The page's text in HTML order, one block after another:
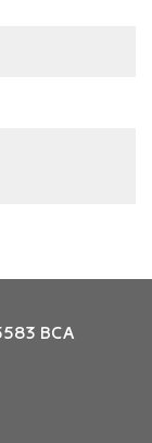
BCA